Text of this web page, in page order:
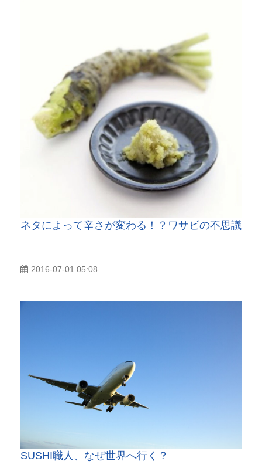
ネタによって辛さが変わる！？ワサビの不思議
2016-07-01 05:08
SUSHI職人、なぜ世界へ行く？